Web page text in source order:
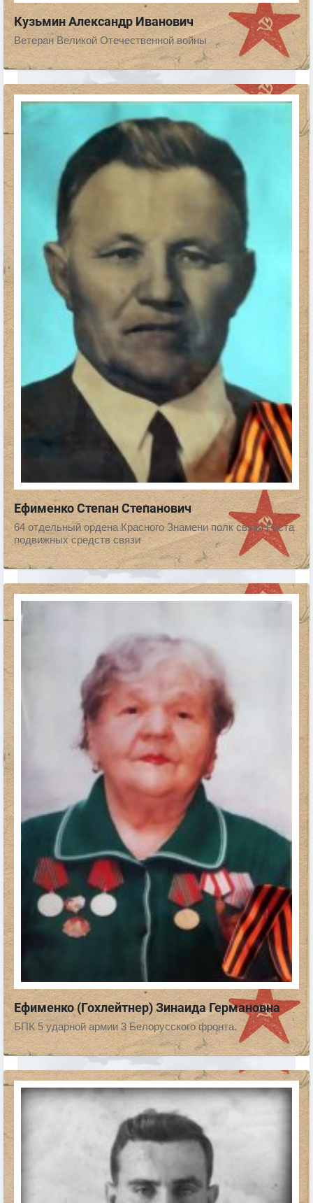
Кузьмин Александр Иванович
Ветеран Великой Отечественной войны
Ефименко Степан Степанович
64 отдельный ордена Красного Знамени полк связи Роста
подвижных средств связи
Ефименко (Гохлейтнер) Зинаида Германовна
БПК 5 ударной армии 3 Белорусского фронта.